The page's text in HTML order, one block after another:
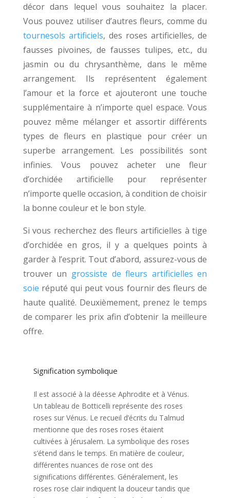
décor dans lequel vous souhaitez la placer.
Vous pouvez utiliser d’autres fleurs, comme du
tournesols artificiels, des roses artificielles, de
fausses pivoines, de fausses tulipes, etc., du
jasmin ou du chrysanthème, dans le même
arrangement. Ils représentent également
l’amour et la force et ajouteront une touche
supplémentaire à n’importe quel espace. Vous
pouvez même mélanger et assortir différents
types de fleurs en plastique pour créer un
superbe arrangement. Les possibilités sont
infinies. Vous pouvez acheter une fleur
d’orchidée artificielle pour représenter
n’importe quelle occasion, à condition de choisir
la bonne couleur et le bon style.
Si vous recherchez des fleurs artificielles à tige
d’orchidée en gros, il y a quelques points à
garder à l’esprit. Tout d’abord, assurez-vous de
trouver un grossiste de fleurs artificielles en
soie réputé qui peut vous fournir des fleurs de
haute qualité. Deuxièmement, prenez le temps
de comparer les prix afin d’obtenir la meilleure
offre.
Signification symbolique
Il est associé à la déesse Aphrodite et à Vénus.
Un tableau de Botticelli représente des roses
roses sur Vénus. Le recueil d’écrits du Talmud
mentionne que des roses roses étaient
cultivées à Jérusalem. La symbolique des roses
s’étend dans le temps. En matière de couleur,
différentes nuances de rose ont des
significations différentes. Généralement, les
roses rose clair indiquent la douceur tandis que